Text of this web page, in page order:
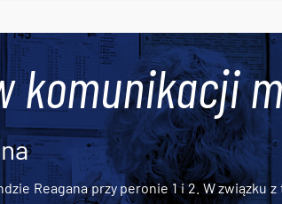
komunikacji
Reagana przy peronie 1 i 2. W związku